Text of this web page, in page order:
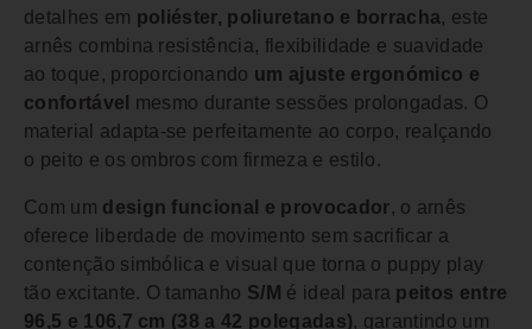
detalhes em poliéster, poliuretano e borracha, este
arnês combina resistência, flexibilidade e suavidade
ao toque, proporcionando um ajuste ergonómico e
confortável
mesmo durante sessões prolongadas. O
material adapta-se perfeitamente ao corpo, realçando
o peito e os ombros com firmeza e estilo.
Com um design funcional e provocador, o arnês
oferece liberdade de movimento sem sacrificar a
contenção simbólica e visual que torna o puppy play
tão excitante. O tamanho S/M é ideal para peitos entre
96,5 e 106,7 cm (38 a 42 polegadas), garantindo um